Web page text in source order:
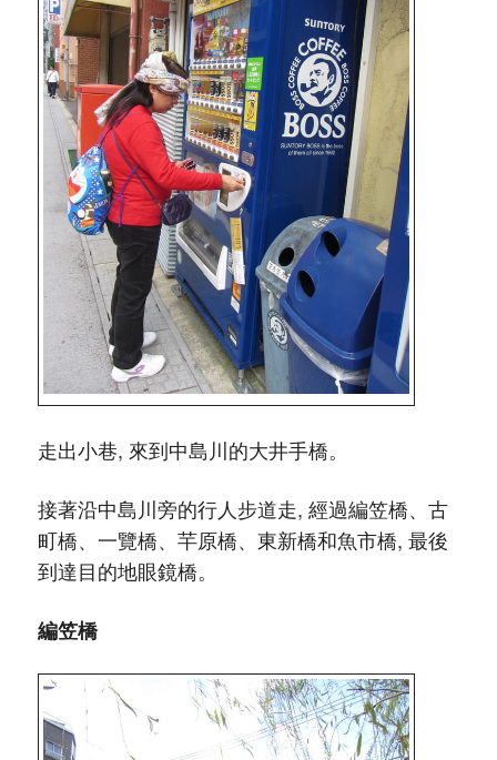
走出小巷, 來到中島川的大井手橋。
接著沿中島川旁的行人步道走, 經過編笠橋、古
町橋、一覽橋、芉原橋、東新橋和魚市橋, 最後
到達目的地眼鏡橋。
編笠橋